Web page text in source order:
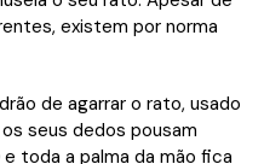
existem por norma
de agarrar o rato, usado
seus dedos pousam
e toda a palma da mão fica